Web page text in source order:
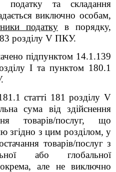
податку та складання
виключно особам,
податку в порядку,
розділу V ПКУ.
підпунктом 14.1.139
І та пунктом 180.1
.
статті 181 розділу V
сума від здійснення
товарів/послуг, що
згідно з цим розділом, у
товарів/послуг з
або глобальної
але не виключно